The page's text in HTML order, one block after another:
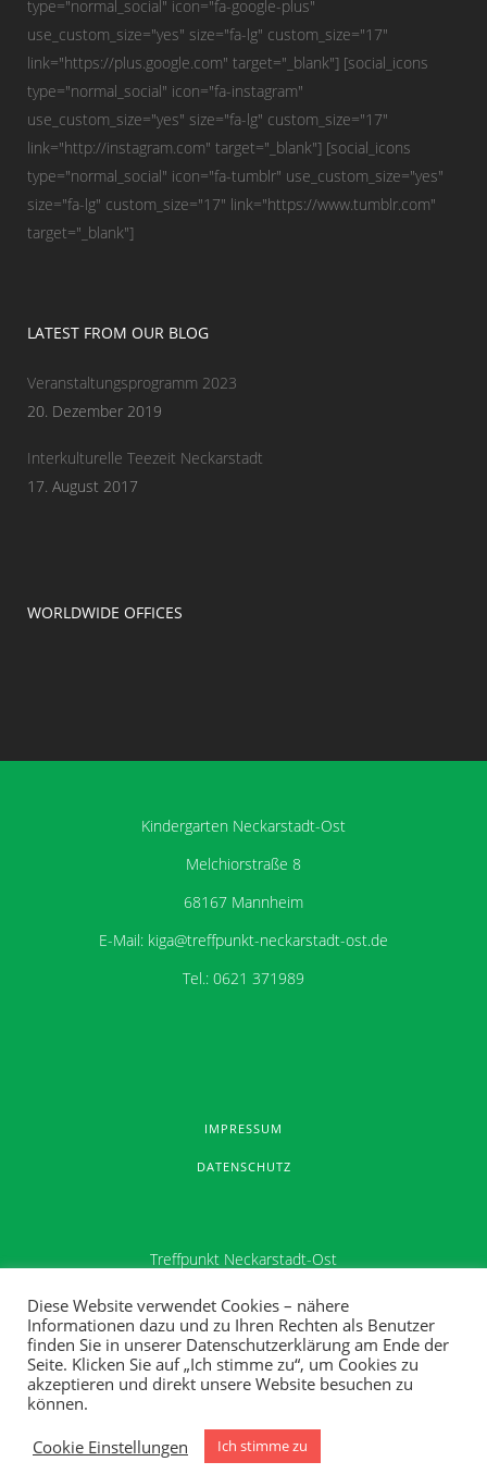
type="normal_social" icon="fa-google-plus"
use_custom_size="yes" size="fa-lg" custom_size="17"
link="https://plus.google.com" target="_blank"] [social_icons
type="normal_social" icon="fa-instagram"
use_custom_size="yes" size="fa-lg" custom_size="17"
link="http://instagram.com" target="_blank"] [social_icons
type="normal_social" icon="fa-tumblr" use_custom_size="yes"
size="fa-lg" custom_size="17" link="https://www.tumblr.com"
target="_blank"]
LATEST FROM OUR BLOG
Veranstaltungsprogramm 2023
20. Dezember 2019
Interkulturelle Teezeit Neckarstadt
17. August 2017
WORLDWIDE OFFICES
Kindergarten Neckarstadt-Ost
Melchiorstraße 8
68167 Mannheim
E-Mail: kiga@treffpunkt-neckarstadt-ost.de
Tel.: 0621 371989
IMPRESSUM
DATENSCHUTZ
Treffpunkt Neckarstadt-Ost
Melchiorstraße 12
68167 Mannheim
E-Mail: info@treffpunkt-neckarstadt-ost.de
Diese Website verwendet Cookies – nähere
Informationen dazu und zu Ihren Rechten als Benutzer
finden Sie in unserer Datenschutzerklärung am Ende der
Seite. Klicken Sie auf „Ich stimme zu“, um Cookies zu
akzeptieren und direkt unsere Website besuchen zu
können.
Cookie Einstellungen
Ich stimme zu